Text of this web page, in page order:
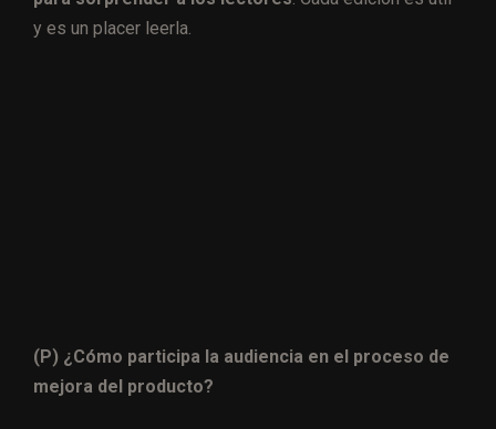
y es un placer leerla.
(P) ¿Cómo participa la audiencia en el proceso de
mejora del producto?